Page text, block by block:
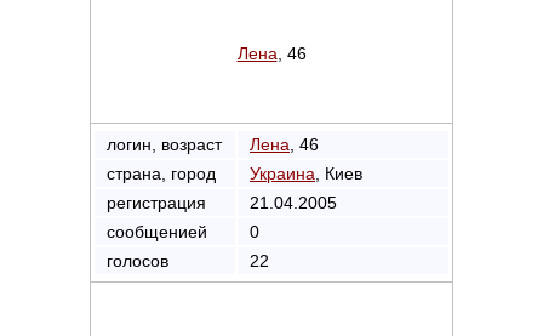
Лена , 46
логин, возраст Лена , 46
страна, город
Украина , Киев
регистрация
21.04.2005
сообщенией
0
голосов
22